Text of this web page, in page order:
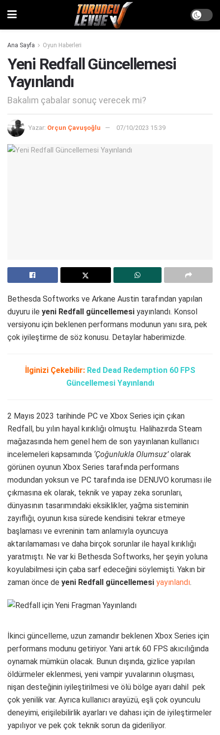
Ana Sayfa Oyun Haberleri
Yeni Redfall Güncellemesi
Yayınlandı
Bakalım çabalar sonuç verecek mi?
Yazar: Orçun Çavuşoğlu 07/10/2023 15:39
Bethesda Softworks ve Arkane Austin tarafından yapılan
duyuru ile yeni Redfall güncellemesi yayınlandı. Konsol
versiyonu için beklenen performans modunun yanı sıra, pek
çok iyileştirme de söz konusu. Detaylar haberimizde.
İlginizi Çekebilir: Red Dead Redemption 60 FPS
Güncellemesi Yayınlandı
2 Mayıs 2023 tarihinde PC ve Xbox Series için çıkan
Redfall, bu yılın hayal kırıklığı olmuştu. Halihazırda Steam
mağazasında hem genel hem de son yayınlanan kullanıcı
incelemeleri kapsamında ‘Çoğunlukla Olumsuz’olarak
görünen oyunun Xbox Series tarafında performans
modundan yoksun ve PC tarafında ise DENUVO koruması ile
çıkmasına ek olarak, teknik ve yapay zeka sorunları,
dünyasının tasarımındaki eksiklikler, yağma sisteminin
zayıflığı, oyunun kısa sürede kendisini tekrar etmeye
başlaması ve evreninin tam anlamıyla oyuncuya
aktarılamaması ve daha birçok sorunlar ile hayal kırıklığı
yaratmıştı. Ne var ki Bethesda Softworks, her şeyin yoluna
koyulabilmesi için çaba sarf edeceğini söylemişti. Yakın bir
zaman önce de yeni Redfall güncellemesi yayınlandı.
İkinci güncelleme, uzun zamandır beklenen Xbox Series için
performans modunu getiriyor. Yani artık 60 FPS akıcılığında
oynamak mümkün olacak. Bunun dışında, gizlice yapılan
öldürmeler eklenmesi, yeni vampir yuvalarının oluşması,
nişan desteğinin iyileştirilmesi ve ölü bölge ayarı dahil pek
çok yenilik var. Ayrıca kullanıcı arayüzü, eşli çok oyunculu
deneyimi, erişilebilirlik ayarları ve dahası için de iyileştirmeler
yapılıyor ve pek çok teknik sorun da gideriliyor.